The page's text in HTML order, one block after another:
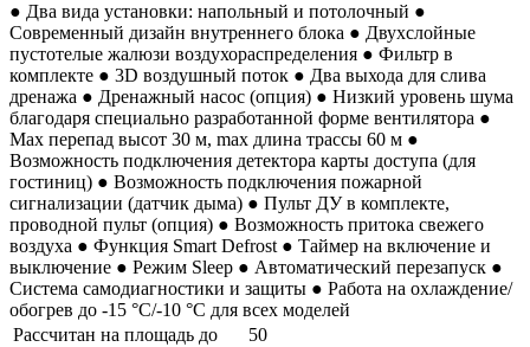
● Два вида установки: напольный и потолочный ●
Современный дизайн внутреннего блока ● Двухслойные
пустотелые жалюзи воздухораспределения ● Фильтр в
комплекте ● 3D воздушный поток ● Два выхода для слива
дренажа ● Дренажный насос (опция) ● Низкий уровень шума
благодаря специально разработанной форме вентилятора ●
Max перепад высот 30 м, max длина трассы 60 м ●
Возможность подключения детектора карты доступа (для
гостиниц) ● Возможность подключения пожарной
сигнализации (датчик дыма) ● Пульт ДУ в комплекте,
проводной пульт (опция) ● Возможность притока свежего
воздуха ● Функция Smart Defrost ● Таймер на включение и
выключение ● Режим Sleep ● Автоматический перезапуск ●
Система самодиагностики и защиты ● Работа на охлаждение/
обогрев до -15 °С/-10 °С для всех моделей
Рассчитан на площадь до
50